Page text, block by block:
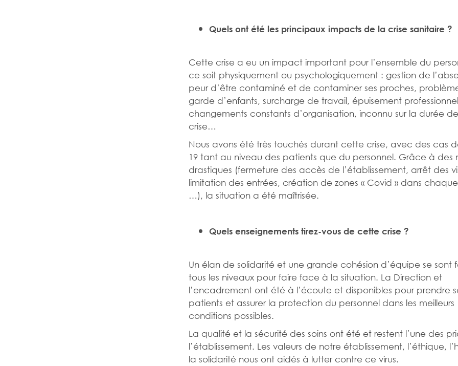
Quels ont été les principaux impacts de la crise sanitaire ?
Cette crise a eu un impact important pour l’ensemble du
ce soit physiquement ou psychologiquement : gestion de
peur d’être contaminé et de contaminer ses proches,
garde d’enfants, surcharge de travail, épuisement
changements constants d’organisation, inconnu sur la durée
crise…
Nous avons été très touchés durant cette crise, avec des cas
19 tant au niveau des patients que du personnel. Grâce à des
drastiques (fermeture des accès de l’établissement, arrêt des
limitation des entrées, création de zones « Covid » dans
…), la situation a été maîtrisée.
Quels enseignements tirez-vous de cette crise ?
Un élan de solidarité et une grande cohésion d’équipe se sont
tous les niveaux pour faire face à la situation. La Direction et
l’encadrement ont été à l’écoute et disponibles pour prendre
patients et assurer la protection du personnel dans les meilleurs
conditions possibles.
La qualité et la sécurité des soins ont été et restent l’une des
l’établissement. Les valeurs de notre établissement, l’éthique,
la solidarité nous ont aidés à lutter contre ce virus.